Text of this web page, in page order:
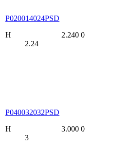
P020014024PSD
H
2.24
2.240 0
P040032032PSD
H
3
3.000 0